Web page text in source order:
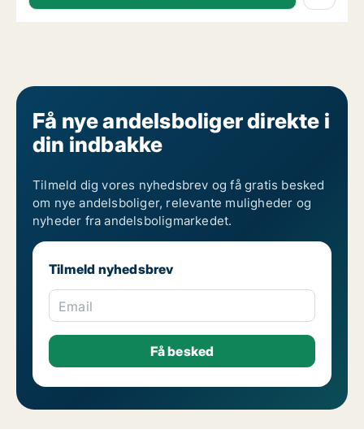
Få nye andelsboliger direkte i
din indbakke
Tilmeld dig vores nyhedsbrev og få gratis besked
om nye andelsboliger, relevante muligheder og
nyheder fra andelsboligmarkedet.
Tilmeld nyhedsbrev
Email